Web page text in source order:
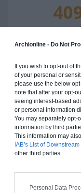
Archionline - Do Not
If you wish to opt-out of
of your personal or
please use the below
note that after your opt-
seeing interest-based
or personal information
You may separately opt-
information by third
This information may
IAB’s List of
other third parties.
Personal Data
Chiffrage
standards.
Finitions haut
inclut le gros
peinture,